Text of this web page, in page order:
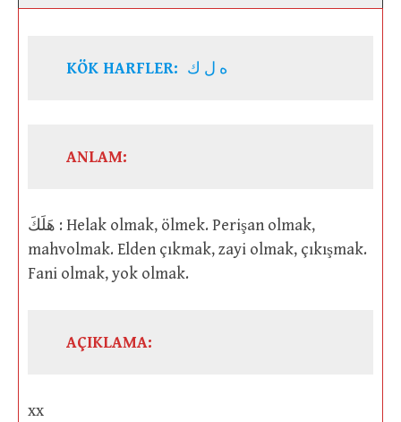
KÖK HARFLER: ه ل ك
ANLAM:
هَلَكَ : Helak olmak, ölmek. Perişan olmak,
mahvolmak. Elden çıkmak, zayi olmak, çıkışmak.
Fani olmak, yok olmak.
AÇIKLAMA:
xx